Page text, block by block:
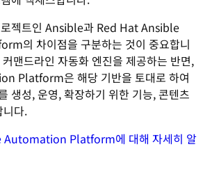
젝트인 Ansible과 Red Hat Ansible
의 차이점을 구분하는 것이 중요합니
맨드라인 자동화 엔진을 제공하는 반면,
Platform은 해당 기반을 토대로 하여
생성, 운영, 확장하기 위한 기능, 콘텐츠
니다.
Platform에 대해 자세히 알